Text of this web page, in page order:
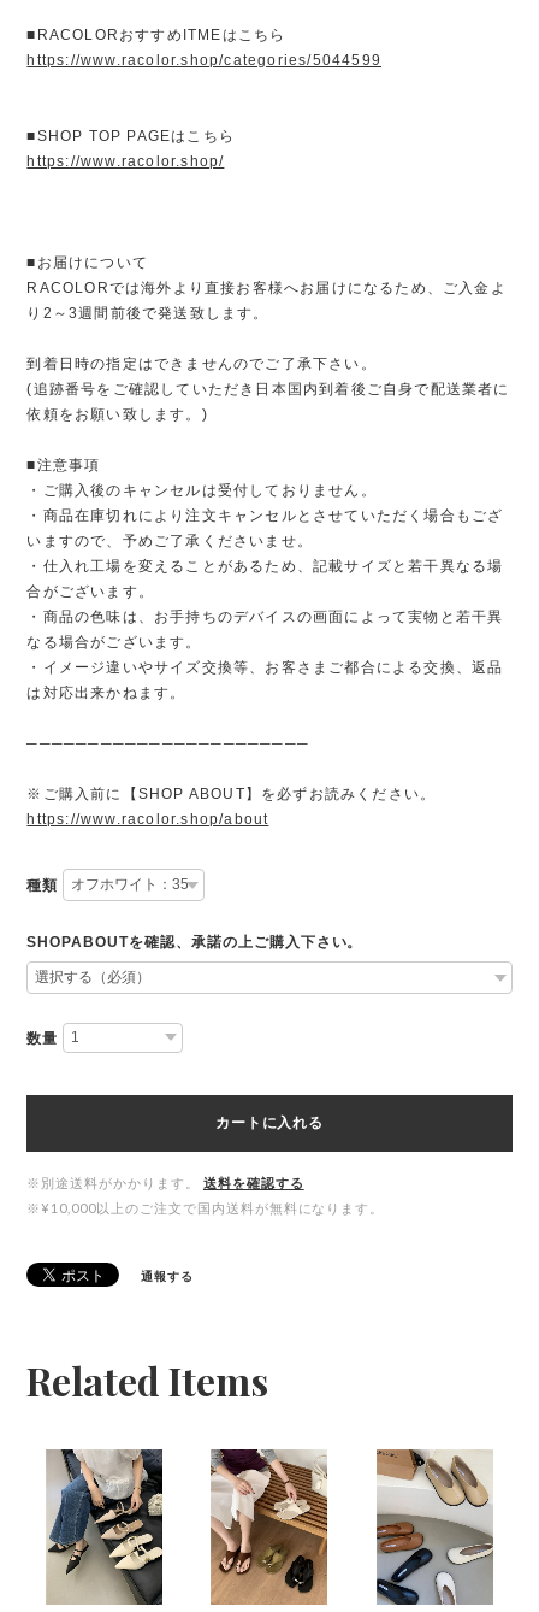
■RACOLORおすすめITMEはこちら
https://www.racolor.shop/categories/5044599
■SHOP TOP PAGEはこちら
https://www.racolor.shop/
■お届けについて
RACOLORでは海外より直接お客様へお届けになるため、ご入金よ
り2～3週間前後で発送致します。
到着日時の指定はできませんのでご了承下さい。
(追跡番号をご確認していただき日本国内到着後ご自身で配送業者に
依頼をお願い致します。)
■注意事項
・ご購入後のキャンセルは受付しておりません。
・商品在庫切れにより注文キャンセルとさせていただく場合もござ
いますので、予めご了承くださいませ。
・仕入れ工場を変えることがあるため、記載サイズと若干異なる場
合がございます。
・商品の色味は、お手持ちのデバイスの画面によって実物と若干異
なる場合がございます。
・イメージ違いやサイズ交換等、お客さまご都合による交換、返品
は対応出来かねます。
───────────────────────
※ご購入前に【SHOP ABOUT】を必ずお読みください。
https://www.racolor.shop/about
種類
SHOPABOUTを確認、承諾の上ご購入下さい。
数量
カートに入れる
※別途送料がかかります。
送料を確認する
※¥10,000以上のご注文で国内送料が無料になります。
通報する
Related Items